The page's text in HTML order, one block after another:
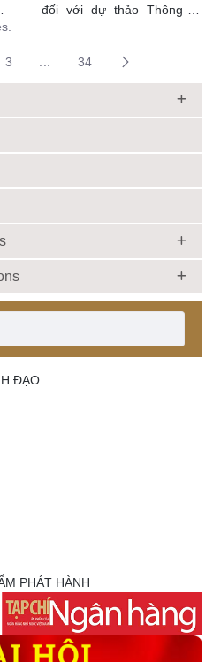
đối với dự thảo Thông tư
định về chế độ báo cáo định
kỳ NHNN Việt Nam
3 Intermediate Pages Use
34
ĐẠO
PHÁT HÀNH